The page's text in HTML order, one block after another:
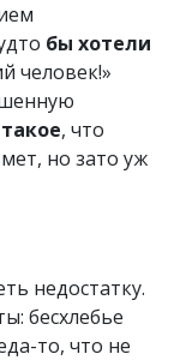
бы хотели
человек!»
такое, что
но зато уж
недостатку.
бесхлебье
то, что не